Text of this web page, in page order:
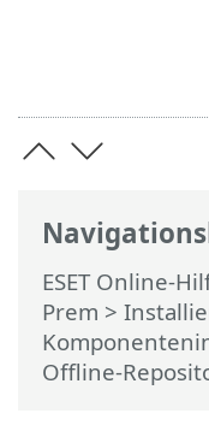
ESET Online-
Prem >
Offline-